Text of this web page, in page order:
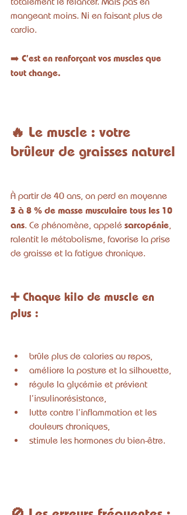
mangeant moins. Ni en faisant plus de
cardio.
➡️ C’est en renforçant vos muscles que
tout change.
🔥 Le muscle : votre
brûleur de graisses naturel
À partir de 40 ans, on perd en moyenne
3 à 8 % de masse musculaire tous les 10
ans. Ce phénomène, appelé sarcopénie
ralentit le métabolisme, favorise la prise
de graisse et la fatigue chronique.
➕ Chaque kilo de muscle en
plus :
brûle plus de calories au repos,
améliore la posture et la silhouette,
régule la glycémie et prévient
l’insulinorésistance,
lutte contre l’inflammation et les
douleurs chroniques,
stimule les hormones du bien-être.